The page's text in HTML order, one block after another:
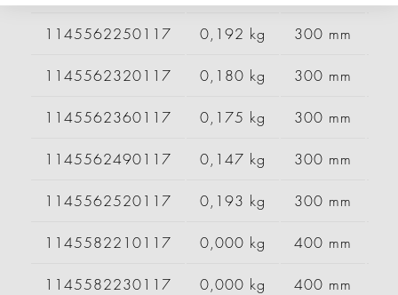
1145562250117 0,192 kg 300 mm
1145562320117 0,180 kg 300 mm
1145562360117 0,175 kg 300 mm
1145562490117 0,147 kg 300 mm
1145562520117 0,193 kg 300 mm
1145582210117 0,000 kg 400 mm
1145582230117 0,000 kg 400 mm